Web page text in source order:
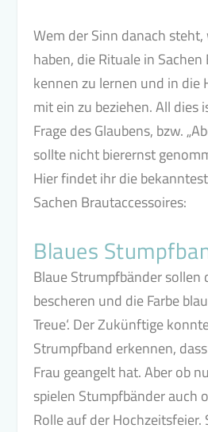
Wem der Sinn danach
haben, die Rituale in
kennen zu lernen und in die
mit ein zu beziehen. All dies
Frage des Glaubens, bzw.
sollte nicht bierernst
Hier findet ihr die
Sachen Brautaccessoires:
Blaues
Blaue Strumpfbänder sollen
bescheren und die Farbe
Treue‘. Der Zukünftige
Strumpfband erkennen,
Frau geangelt hat. Aber ob
spielen Stumpfbänder auch
Rolle auf der Hochzeitsfeier.